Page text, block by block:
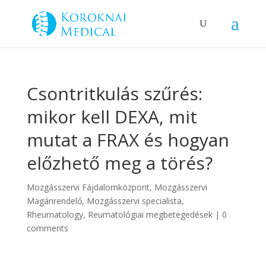
Csontritkulás szűrés:
mikor kell DEXA, mit
mutat a FRAX és hogyan
előzhető meg a törés?
Mozgásszervi Fájdalomközpont, Mozgásszervi
Magánrendelő, Mozgásszervi specialista,
Rheumatology, Reumatológiai megbetegedések| 0
comments